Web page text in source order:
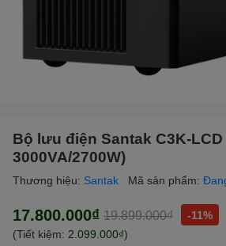
Bộ lưu điện Santak C3K-
3000VA/2700W)
Thương hiệu: Santak Mã sản phẩm:
17.800.000₫ 19.899.000₫
-11%
(Tiết kiệm: 2.099.000₫)